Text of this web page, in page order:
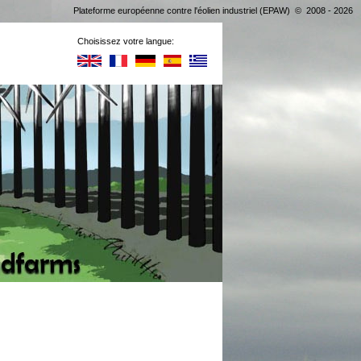
Choisissez votre langue:
Plateforme européenne contre l'éolien industriel (EPAW) © 2008 - 2026